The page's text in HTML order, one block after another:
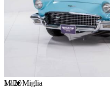
1/20
Mille Miglia